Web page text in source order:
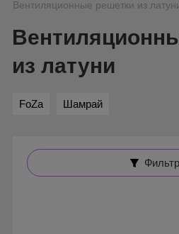
Вентиляционные решетки из
из латуни
FoZa Шамрай